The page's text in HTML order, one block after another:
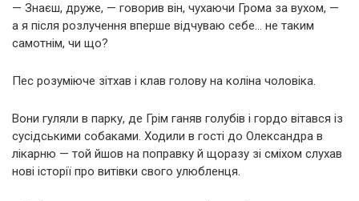
— Знаєш, друже, — говорив він, чухаючи Грома за вухом, —
а я після розлучення вперше відчуваю себе… не таким
самотнім, чи що?
Пес розуміюче зітхав і клав голову на коліна чоловіка.
Вони гуляли в парку, де Грім ганяв голубів і гордо вітався із
сусідськими собаками. Ходили в гості до Олександра в
лікарню — той йшов на поправку й щоразу зі сміхом слухав
нові історії про витівки свого улюбленця.